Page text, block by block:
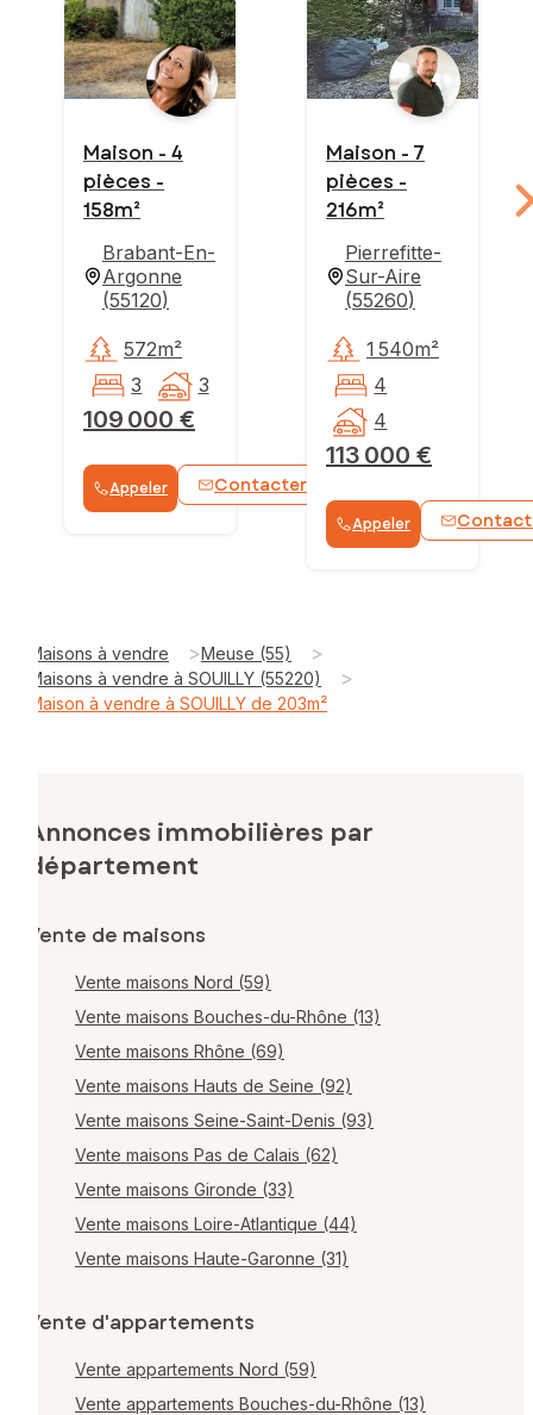
Maison - 4
pièces -
158m²
Brabant-En-
Argonne
(55120)
109 000 €
572m²
3
3
Appeler Contacter
Maison - 7
pièces -
216m²
Pierrefitte-
Sur-Aire
(55260)
113 000 €
1 540m²
4
4
Appeler
Maisons à vendre >Meuse (55) >
Maisons à vendre à SOUILLY (55220) >
Maison à vendre à SOUILLY de 203m²
Annonces immobilières par
département
Vente de maisons
Vente maisons Nord (59)
Vente maisons Bouches-du-Rhône (13)
Vente maisons Rhône (69)
Vente maisons Hauts de Seine (92)
Vente maisons Seine-Saint-Denis (93)
Vente maisons Pas de Calais (62)
Vente maisons Gironde (33)
Vente maisons Loire-Atlantique (44)
Vente maisons Haute-Garonne (31)
Vente d'appartements
Vente appartements Nord (59)
Vente appartements Bouches-du-Rhône (13)